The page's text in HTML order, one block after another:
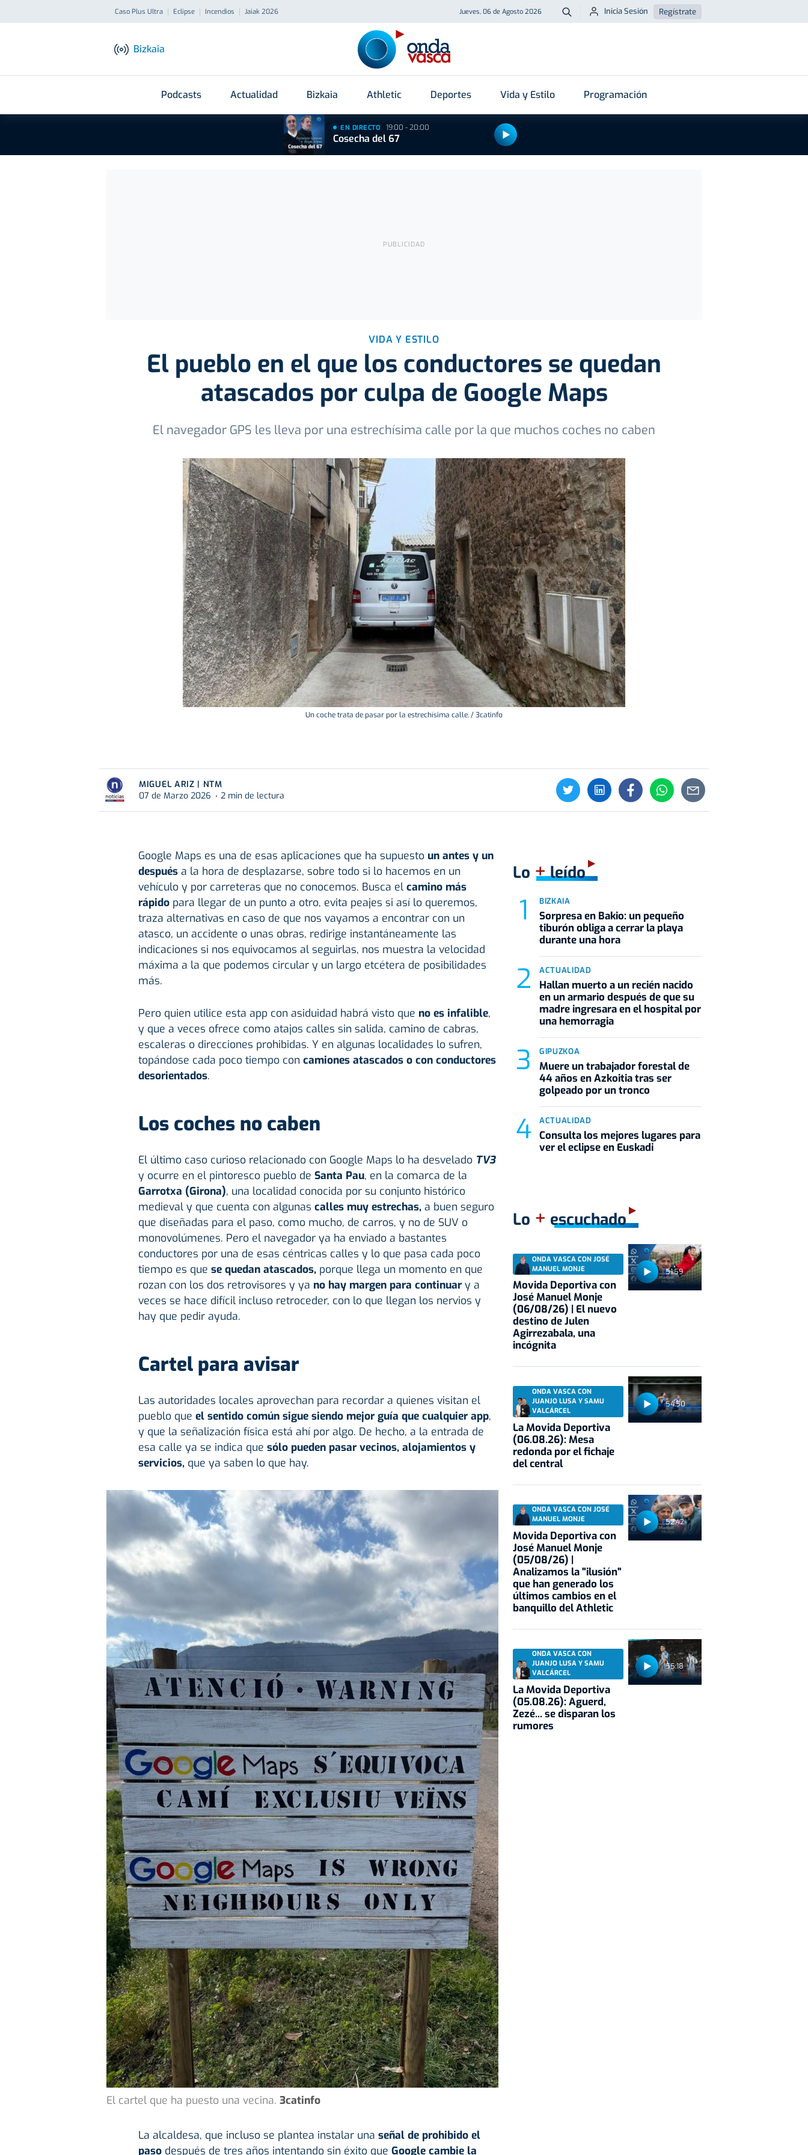
Caso Plus Ultra Eclipse Incendios Jaiak 2026 Jueves, 06 de Agosto 2026 Buscar
Inicia Sesión Regístrate
Bizkaia
Podcasts Actualidad Bizkaia Athletic Deportes Vida y Estilo Programación
EN DIRECTO 19:00 - 20:00
Cosecha del 67
VIDA Y ESTILO
El pueblo en el que los conductores se quedan
atascados por culpa de Google Maps
El navegador GPS les lleva por una estrechísima calle por la que muchos coches no caben
Un coche trata de pasar por la estrechísima calle. / 3catinfo
MIGUEL ARIZ | NTM
07 de Marzo 2026
2 min de lectura
Google Maps es una de esas aplicaciones que ha supuesto un antes y un
despuésa la hora de desplazarse, sobre todo si lo hacemos en un
vehículo y por carreteras que no conocemos. Busca el camino más
rápidopara llegar de un punto a otro, evita peajes si así lo queremos,
traza alternativas en caso de que nos vayamos a encontrar con un
atasco, un accidente o unas obras, redirige instantáneamente las
indicaciones si nos equivocamos al seguirlas, nos muestra la velocidad
máxima a la que podemos circular y un largo etcétera de posibilidades
más.
Pero quien utilice esta app con asiduidad habrá visto que no es infalible,
y que a veces ofrece como atajos calles sin salida, camino de cabras,
escaleras o direcciones prohibidas. Y en algunas localidades lo sufren,
topándose cada poco tiempo con camiones atascados o con conductores
desorientados.
Los coches no caben
El último caso curioso relacionado con Google Maps lo ha desvelado TV3
y ocurre en el pintoresco pueblo de Santa Pau, en la comarca de la
Garrotxa (Girona), una localidad conocida por su conjunto histórico
medieval y que cuenta con algunas calles muy estrechas,a buen seguro
que diseñadas para el paso, como mucho, de carros, y no de SUV o
monovolúmenes. Pero el navegador ya ha enviado a bastantes
conductores por una de esas céntricas calles y lo que pasa cada poco
tiempo es que se quedan atascados, porque llega un momento en que
rozan con los dos retrovisores y ya no hay margen para continuary a
veces se hace difícil incluso retroceder, con lo que llegan los nervios y
hay que pedir ayuda.
Cartel para avisar
Las autoridades locales aprovechan para recordar a quienes visitan el
pueblo que el sentido común sigue siendo mejor guía que cualquier app,
y que la señalización física está ahí por algo. De hecho, a la entrada de
esa calle ya se indica que sólo pueden pasar vecinos, alojamientos y
servicios,que ya saben lo que hay.
El cartel que ha puesto una vecina. 3catinfo
La alcaldesa, que incluso se plantea instalar una señal de prohibido el
paso después de tres años intentando sin éxito que Google cambie la
Lo +leído
BIZKAIA
Sorpresa en Bakio: un pequeño
tiburón obliga a cerrar la playa
durante una hora
ACTUALIDAD
Hallan muerto a un recién nacido
en un armario después de que su
madre ingresara en el hospital por
una hemorragia
GIPUZKOA
Muere un trabajador forestal de
44 años en Azkoitia tras ser
golpeado por un tronco
ACTUALIDAD
Consulta los mejores lugares para
ver el eclipse en Euskadi
Lo + escuchado
51:59
ONDA VASCA CON JOSÉ
MANUEL MONJE
Movida Deportiva con
José Manuel Monje
(06/08/26) | El nuevo
destino de Julen
Agirrezabala, una
incógnita
54:50
ONDA VASCA CON
JUANJO LUSA Y SAMU
VALCÁRCEL
La Movida Deportiva
(06.08.26): Mesa
redonda por el fichaje
del central
52:42
ONDA VASCA CON JOSÉ
MANUEL MONJE
Movida Deportiva con
José Manuel Monje
(05/08/26) |
Analizamos la "ilusión"
que han generado los
últimos cambios en el
banquillo del Athletic
55:18
ONDA VASCA CON
JUANJO LUSA Y SAMU
VALCÁRCEL
La Movida Deportiva
(05.08.26): Aguerd,
Zezé... se disparan los
rumores